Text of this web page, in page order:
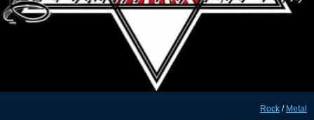
Rock / Metal